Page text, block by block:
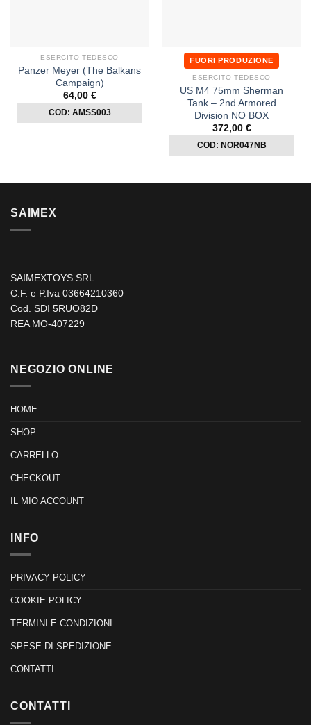
ESERCITO TEDESCO
Panzer Meyer (The Balkans
Campaign)
64,00 €
COD: AMSS003
FUORI PRODUZIONE
ESERCITO TEDESCO
US M4 75mm Sherman
Tank – 2nd Armored
Division NO BOX
372,00 €
COD: NOR047NB
SAIMEX
SAIMEXTOYS SRL
C.F. e P.Iva 03664210360
Cod. SDI 5RUO82D
REA MO-407229
NEGOZIO ONLINE
HOME
SHOP
CARRELLO
CHECKOUT
IL MIO ACCOUNT
INFO
PRIVACY POLICY
COOKIE POLICY
TERMINI E CONDIZIONI
SPESE DI SPEDIZIONE
CONTATTI
CONTATTI